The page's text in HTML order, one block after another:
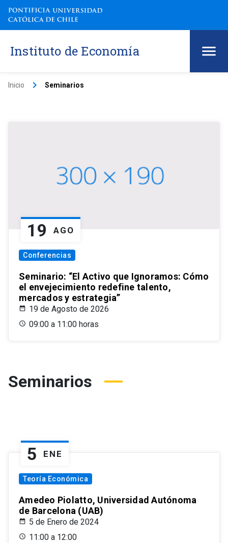
Instituto de Economía
Inicio keyboard_arrow_right Seminarios
19 AGO
Conferencias
Seminario: “El Activo que Ignoramos: Cómo
el envejecimiento redefine talento,
mercados y estrategia”
19 de Agosto de 2026
09:00 a 11:00 horas
Seminarios
5 ENE
Teoría Económica
Amedeo Piolatto, Universidad Autónoma
de Barcelona (UAB)
5 de Enero de 2024
11:00 a 12:00